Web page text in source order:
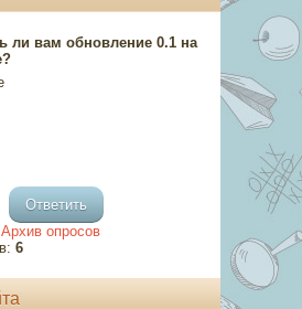
ли вам обновление 0.1 на
Архив опросов
6